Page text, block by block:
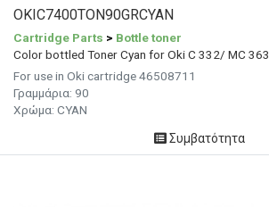
OKIC7400TON90GRCYAN
Cartridge Parts > Bottle toner
Color bottled Toner Cyan for Oki C 332/ MC 363
For use in Oki cartridge 46508711
Γραμμάρια: 90
Χρώμα: CYAN
Συμβατότητα